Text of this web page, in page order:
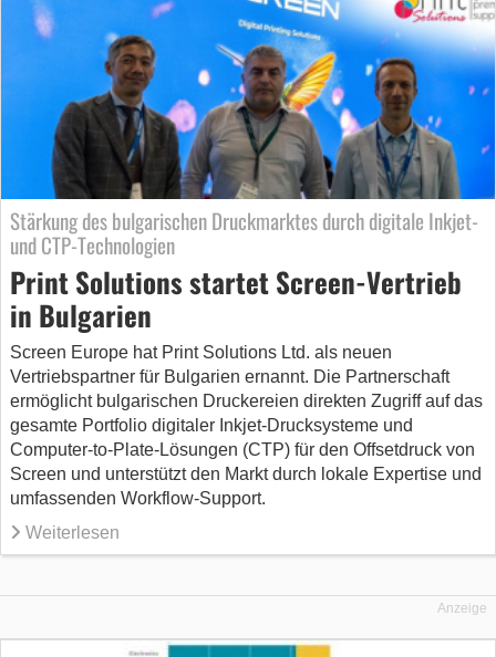
Stärkung des bulgarischen Druckmarktes durch digitale Inkjet-
und CTP-Technologien
Print Solutions startet Screen-Vertrieb
in Bulgarien
Screen Europe hat Print Solutions Ltd. als neuen
Vertriebspartner für Bulgarien ernannt. Die Partnerschaft
ermöglicht bulgarischen Druckereien direkten Zugriff auf das
gesamte Portfolio digitaler Inkjet-Drucksysteme und
Computer-to-Plate-Lösungen (CTP) für den Offsetdruck von
Screen und unterstützt den Markt durch lokale Expertise und
umfassenden Workflow-Support.
Weiterlesen
Anzeige